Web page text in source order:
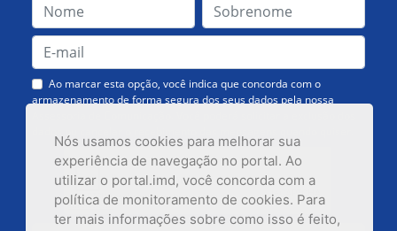
Nós usamos cookies para melhorar sua
experiência de navegação no portal. Ao
utilizar o portal.imd, você concorda com a
política de monitoramento de cookies. Para
ter mais informações sobre como isso é feito,
Ao marcar esta opção, você indica que concorda com o
armazenamento de forma segura dos seus dados pela nossa